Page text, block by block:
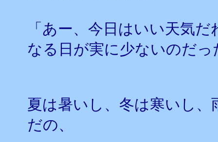
「あー、今日はいい天気
なる日が実に少ないのだっ
夏は暑いし、冬は寒いし
だの、